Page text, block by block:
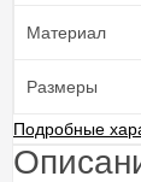
Материал
Размеры
Подробные